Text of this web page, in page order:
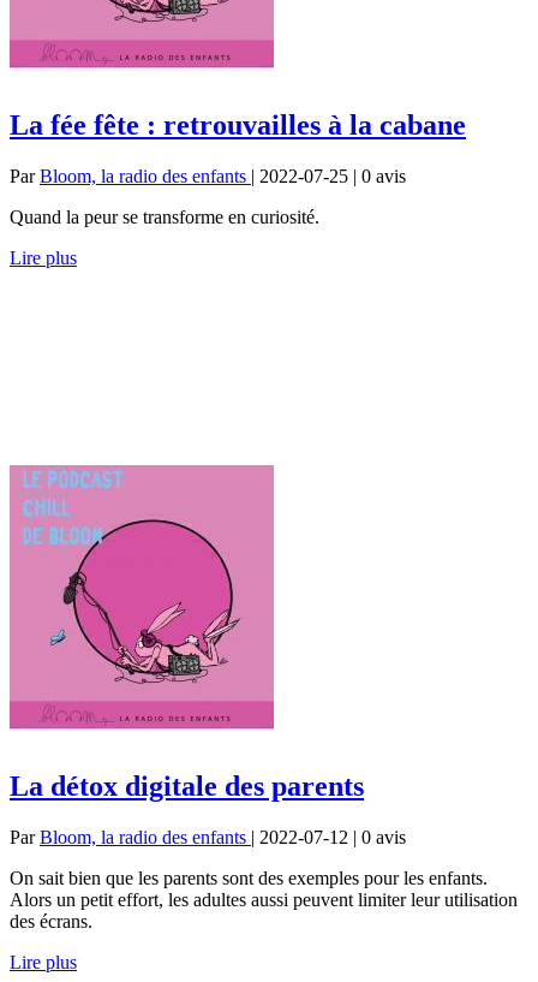
La fée fête : retrouvailles à la cabane
ParBloom, la radio des enfants | 2022-07-25 | 0 avis
Quand la peur se transforme en curiosité.
Lire plus
La détox digitale des parents
ParBloom, la radio des enfants | 2022-07-12 | 0 avis
On sait bien que les parents sont des exemples pour les enfants.
Alors un petit effort, les adultes aussi peuvent limiter leur utilisation
des écrans.
Lire plus